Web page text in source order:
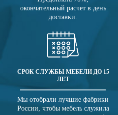
окончательный расчет в день
доставки.
СРОК СЛУЖБЫ МЕБЕЛИ ДО 15
ЛЕТ
Мы отобрали лучшие фабрики
России, чтобы мебель служила